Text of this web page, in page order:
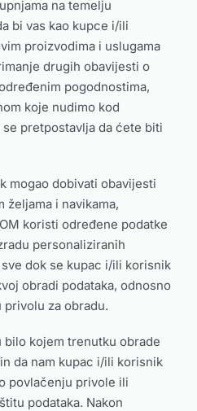
na temelju
bi vas kao kupce i/ili
proizvodima i uslugama
drugih obavijesti o
pogodnostima,
koje nudimo kod
pretpostavlja da ćete biti
mogao dobivati obavijesti
željama i navikama,
koristi određene podatke
personaliziranih
dok se kupac i/ili korisnik
obradi podataka, odnosno
za obradu.
bilo kojem trenutku obrade
da nam kupac i/ili korisnik
povlačenju privole ili
podataka. Nakon